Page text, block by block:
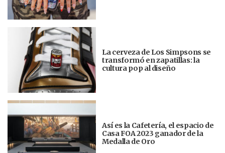
La cerveza de Los Simpsons se
transformó en zapatillas: la
cultura pop al diseño
Así es la Cafetería, el espacio de
Casa FOA 2023 ganador de la
Medalla de Oro